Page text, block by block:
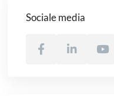
Sociale media